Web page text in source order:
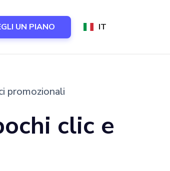
UN PIANO IT
promozionali
clic e